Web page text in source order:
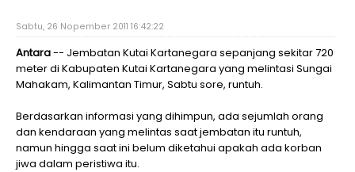
Sabtu, 26 Nopember 2011 16:42:22
Antara-- Jembatan Kutai Kartanegara sepanjang sekitar 720
meter di Kabupaten Kutai Kartanegara yang melintasi Sungai
Mahakam, Kalimantan Timur, Sabtu sore, runtuh.
Berdasarkan informasi yang dihimpun, ada sejumlah orang
dan kendaraan yang melintas saat jembatan itu runtuh,
namun hingga saat ini belum diketahui apakah ada korban
jiwa dalam peristiwa itu.